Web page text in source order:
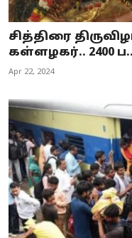
சித்திரை
கள்ளழகர்.. 2400
Apr 22, 2024